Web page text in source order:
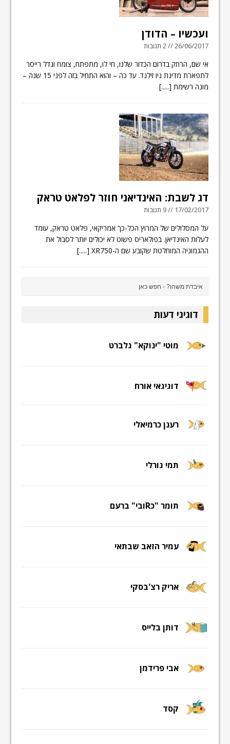
ועכשיו – הדודן
26/06/2017 // 2 תגובות
אי שם, הרחק בדרום הכדור שלנו, חי לו, מתפתח, צומח וגדל רייסר
לתפארת מדינת ניו זילנד. עד כה – והוא התחיל בזה לפני 15 שנה –
מונה רשימת [.....]
דג לשבת: האינדיאני חוזר לפלאט טראק
17/02/2017 // 9 תגובות
על המסלולים של המרוץ הכל-כך אמריקאי, פלאט טראק, עומד
לעלות האינדיאן. בפולאריס פשוט לא יכולים יותר לסבול את
ההגמוניה המוחלטת שקובע שם ה-XR750
[.....]
דוגיגי דעות
מוטי "ינוקא" גלברט
דוגיגאי אורח
רענן כרמיאלי
תמי גורלי
תומר "כRובי" ברעם
עמיר הזאב שבתאי
אריק רצ'בסקי
דותן בלייס
אבי פרידמן
קסד